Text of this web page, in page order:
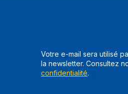
NVIDIA G-SYNC
Votre e-mail sera utilisé
la newsletter. Consultez
confidentialité.